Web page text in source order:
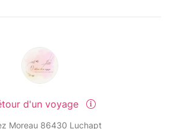
d'un voyage
Moreau 86430 Luchapt